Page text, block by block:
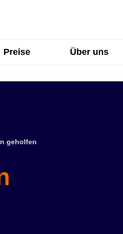
Preise Über uns
geholfen